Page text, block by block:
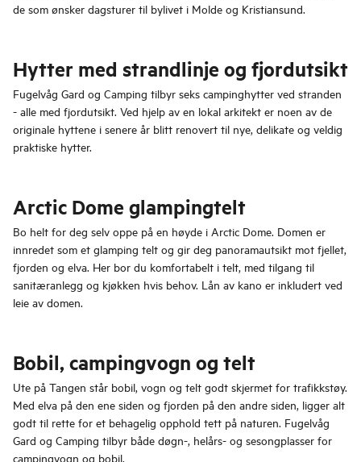
de som ønsker dagsturer til bylivet i Molde og Kristiansund.
Hytter med strandlinje og fjordutsikt
Fugelvåg Gard og Camping tilbyr seks campinghytter ved stranden
- alle med fjordutsikt. Ved hjelp av en lokal arkitekt er noen av de
originale hyttene i senere år blitt renovert til nye, delikate og veldig
praktiske hytter.
Arctic Dome glampingtelt
Bo helt for deg selv oppe på en høyde i Arctic Dome. Domen er
innredet som et glamping telt og gir deg panoramautsikt mot fjellet,
fjorden og elva. Her bor du komfortabelt i telt, med tilgang til
sanitæranlegg og kjøkken hvis behov. Lån av kano er inkludert ved
leie av domen.
Bobil, campingvogn og telt
Ute på Tangen står bobil, vogn og telt godt skjermet for trafikkstøy.
Med elva på den ene siden og fjorden på den andre siden, ligger alt
godt til rette for et behagelig opphold tett på naturen. Fugelvåg
Gard og Camping tilbyr både døgn-, helårs- og sesongplasser for
campingvogn og bobil.